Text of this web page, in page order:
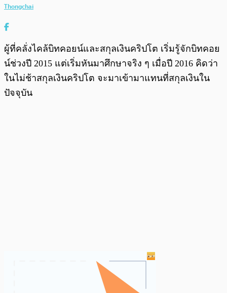
Thongchai
ผู้ที่คลั่งไคล้บิทคอยน์และสกุลเงินคริปโต เริ่มรู้จักบิทคอย
น์ช่วงปี 2015 แต่เริ่มหันมาศึกษาจริง ๆ เมื่อปี 2016 คิดว่า
ในไม่ช้าสกุลเงินคริปโต จะมาเข้ามาแทนที่สกุลเงินใน
ปัจจุบัน